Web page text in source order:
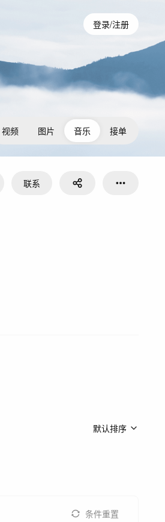
登录/注册
视频 图片 音乐 接单
联系
默认排序
条件重置